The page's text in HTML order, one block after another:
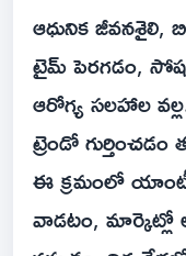
ఆధునిక జీవనశైలి,
టైమ్ పెరగడం,
ఆరోగ్య సలహాల
ట్రెండో గుర్తించడం
ఈ క్రమంలో
వాడటం, మార్కెట్లో